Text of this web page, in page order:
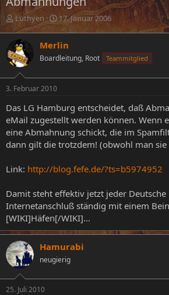
E
s
t
e
l
l
e
Luthyen
E
t
e
l
m
17. Januar 2006
Merlin
Boardleitung, Root Teammitglied
3. Februar 2010
Das LG Hamburg entscheidet, daß
eMail zugestellt werden können. Wenn
eine Abmahnung schickt, die im
dann gilt die trotzdem! (obwohl man sie
Link: http://blog.fefe.de/?ts=b5974952
Damit steht effektiv jetzt jeder
Internetanschluß ständig mit einem
[WIKI]Häfen[/WIKI]...
Hamurabi
neugierig
25. Juli 2010